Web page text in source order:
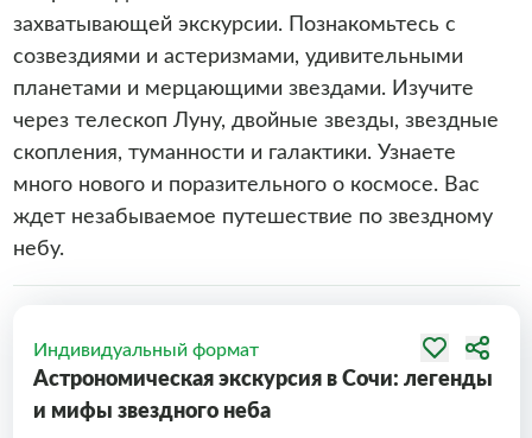
захватывающей экскурсии. Познакомьтесь с
созвездиями и астеризмами, удивительными
планетами и мерцающими звездами. Изучите
через телескоп Луну, двойные звезды, звездные
скопления, туманности и галактики. Узнаете
много нового и поразительного о космосе. Вас
ждет незабываемое путешествие по звездному
небу.
Индивидуальный формат
Астрономическая экскурсия в Сочи: легенды
и мифы звездного неба